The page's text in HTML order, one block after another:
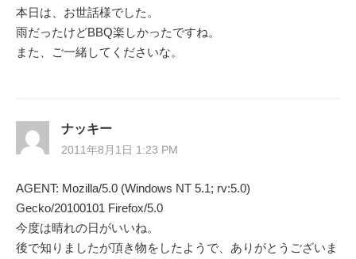
ン
本日は、お世話様でした。
雨だったけどBBQ楽しかったですね。
また、ご一緒してくださいな。
ナッキー
2011年8月1日 1:23 PM
AGENT: Mozilla/5.0 (Windows NT 5.1; rv:5.0)
Gecko/20100101 Firefox/5.0
今度は晴れの日がいいね。
後で知りましたが頂き物をしたようで、ありがとうございま